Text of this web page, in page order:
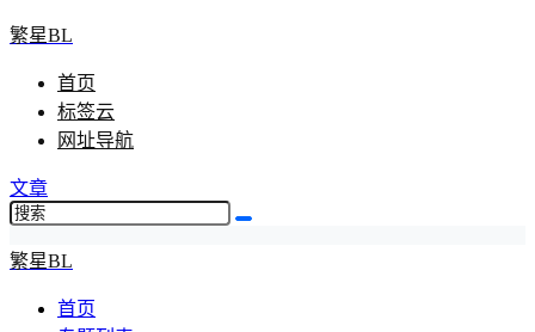
繁星BL
首页
标签云
网址导航
文章
繁星BL
首页